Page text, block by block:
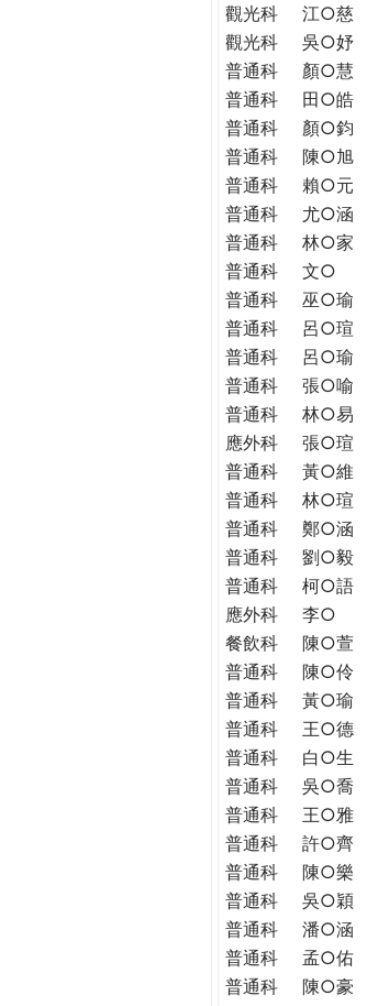
觀光科
江○慈
觀光科
吳○妤
普通科
顏○慧
普通科
田○皓
普通科
顏○鈞
普通科
陳○旭
普通科
賴○元
普通科
尤○涵
普通科
林○家
普通科
文○
普通科
巫○瑜
普通科
呂○瑄
普通科
呂○瑜
普通科
張○喻
普通科
林○易
應外科
張○瑄
普通科
黃○維
普通科
林○瑄
普通科
鄭○涵
普通科
劉○毅
普通科
柯○語
應外科
李○
餐飲科
陳○萱
普通科
陳○伶
普通科
黃○瑜
普通科
王○德
普通科
白○生
普通科
吳○喬
普通科
王○雅
普通科
許○齊
普通科
陳○樂
普通科
吳○穎
普通科
潘○涵
普通科
孟○佑
普通科
陳○豪